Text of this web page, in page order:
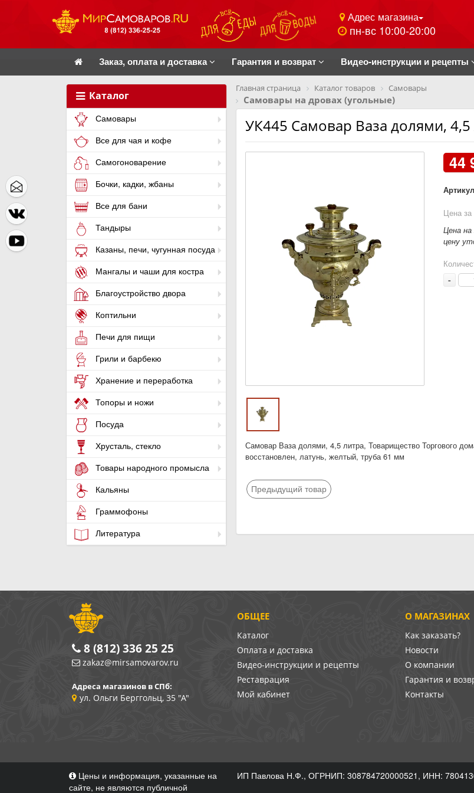
Адрес магазина
пн-вс 10:00-20:00
Заказ, оплата и доставка Гарантия и возврат Видео-инструкции и рецепты
Каталог
Самовары
Все для чая и кофе
Самогоноварение
Бочки, кадки, жбаны
Все для бани
Тандыры
Казаны, печи, чугунная посуда
Мангалы и чаши для костра
Благоустройство двора
Коптильни
Печи для пищи
Грили и барбекю
Хранение и переработка
Топоры и ножи
Посуда
Хрусталь, стекло
Товары народного промысла
Кальяны
Граммофоны
Литература
Главная страница Каталог товаров Самовары
Самовары на дровах (угольные)
УК445 Самовар Ваза долями,
44
Артикул
Цена за
Цена
цену
-
Самовар Ваза долями, 4,5 литра, Товарищество Торгового
восстановлен, латунь, желтый, труба 61 мм
Предыдущий товар
О МАГАЗИНАХ
Как заказать?
Новости
О компании
Гарантия и
Контакты
ОБЩЕЕ
Каталог
Оплата и доставка
Видео-инструкции и рецепты
Реставрация
Мой кабинет
8 (812) 336 25 25
zakaz@mirsamovarov.ru
Адреса магазинов в СПб:
ул. Ольги Берггольц, 35 "А"
Цены и информация, указанные на
сайте, не являются публичной
ИП Павлова Н.Ф., ОГРНИП: 308784720000521, ИНН: